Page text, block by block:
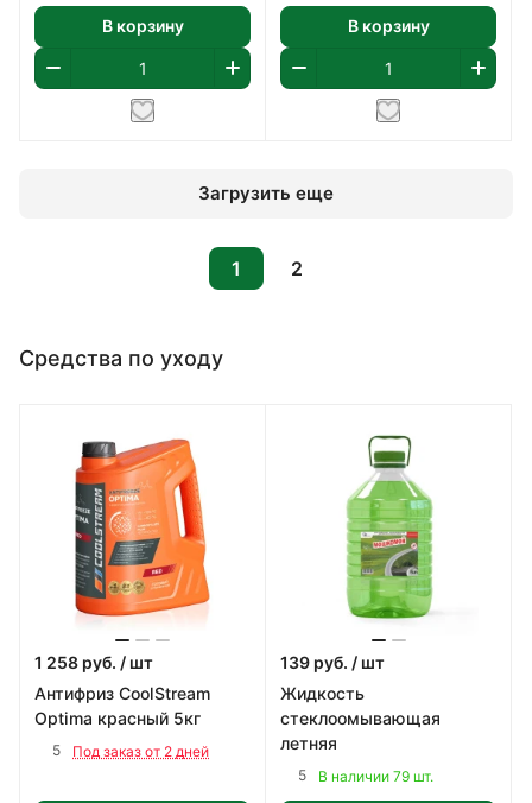
В корзину В корзину
Загрузить еще
1 2
Средства по уходу
1 258 руб. / шт
Антифриз CoolStream
Optima красный 5кг
5 Под заказ от 2 дней
139 руб. / шт
Жидкость
стеклоомывающая
летняя
5 В наличии 79 шт.